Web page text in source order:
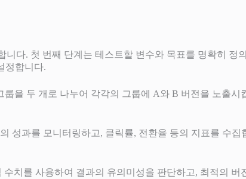
다. 첫 번째 단계는 테스트할 변수와 목표를 명확히 정
정합니다.
을 두 개로 나누어 각각의 그룹에 A와 B 버전을 노출
성과를 모니터링하고, 클릭률, 전환율 등의 지표를 수
치를 사용하여 결과의 유의미성을 판단하고, 최적의